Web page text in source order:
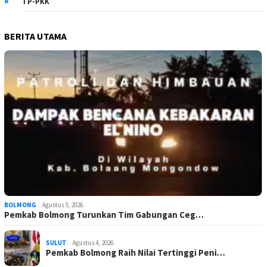
BERITA UTAMA
BOLMONG Agustus 5, 2026
Pemkab Bolmong Turunkan Tim Gabungan Ceg…
SULUT Agustus 4, 2026
Pemkab Bolmong Raih Nilai Tertinggi Peni…